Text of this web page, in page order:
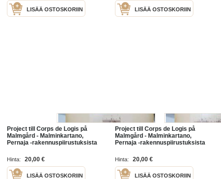
LISÄÄ OSTOSKORIIN LISÄÄ OSTOSKORIIN
Project till Corps de Logis på
Malmgård - Malminkartano,
Pernaja -rakennuspiirustuksista
julkisivukuva -valokuva 1800-
luvulta
Hinta: 20,00 €
LISÄÄ OSTOSKORIIN
Project till Corps de Logis på
Malmgård - Malminkartano,
Pernaja -rakennuspiirustuksista
julkisivukuva -valokuva 1800-
luvulta
Hinta: 20,00 €
LISÄÄ OSTOSKORIIN